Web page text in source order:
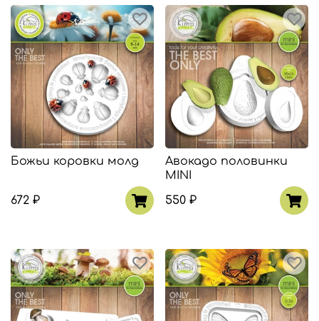
Божьи коровки молд
672 ₽
Авокадо половинки
MINI
550 ₽